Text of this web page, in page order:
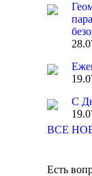
С
ВСЕ
Есть